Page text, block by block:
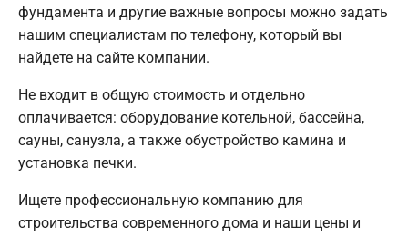
фундамента и другие важные вопросы можно задать
нашим специалистам по телефону, который вы
найдете на сайте компании.
Не входит в общую стоимость и отдельно
оплачивается: оборудование котельной, бассейна,
сауны, санузла, а также обустройство камина и
установка печки.
Ищете профессиональную компанию для
строительства современного дома и наши цены и